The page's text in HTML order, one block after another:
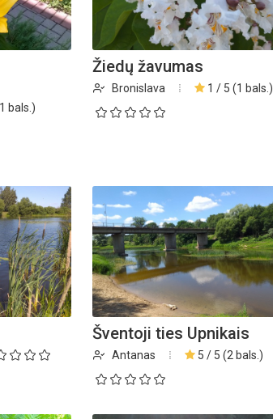
bals.)
Žiedų žavumas
Bronislava 1 / 5 (1 bals.)
Šventoji ties Upnikais
Antanas 5 / 5 (2 bals.)